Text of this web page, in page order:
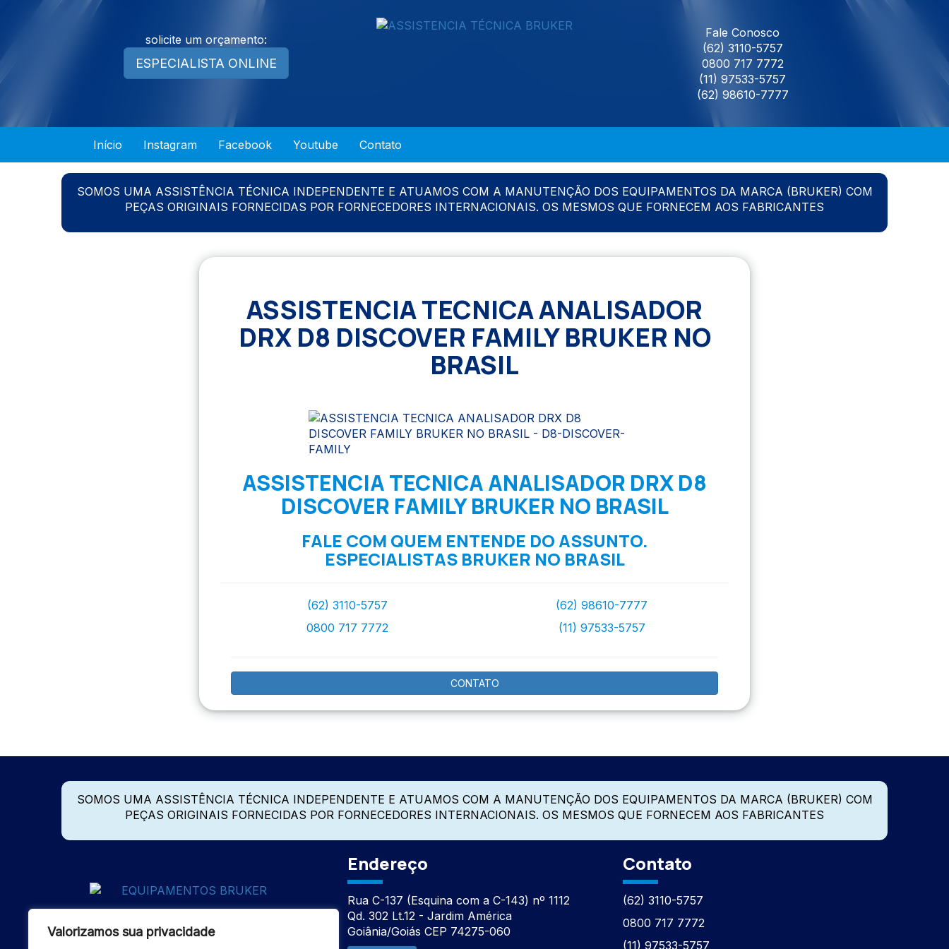
Valorizamos sua privacidade
solicite um orçamento:
ESPECIALISTA ONLINE
Fale Conosco
(62) 3110-5757
0800 717 7772
(11) 97533-5757
(62) 98610-7777
Início Instagram Facebook Youtube Contato
SOMOS UMA ASSISTÊNCIA TÉCNICA INDEPENDENTE E ATUAMOS COM A MANUTENÇÃO DOS EQUIPAMENTOS DA MARCA (BRUKER) COM
PEÇAS ORIGINAIS FORNECIDAS POR FORNECEDORES INTERNACIONAIS. OS MESMOS QUE FORNECEM AOS FABRICANTES
ASSISTENCIA TECNICA ANALISADOR
DRX D8 DISCOVER FAMILY BRUKER NO
BRASIL
ASSISTENCIA TECNICA ANALISADOR DRX D8
DISCOVER FAMILY BRUKER NO BRASIL
FALE COM QUEM ENTENDE DO ASSUNTO.
ESPECIALISTAS BRUKER NO BRASIL
(62) 3110-5757
0800 717 7772
(62) 98610-7777
(11) 97533-5757
CONTATO
SOMOS UMA ASSISTÊNCIA TÉCNICA INDEPENDENTE E ATUAMOS COM A MANUTENÇÃO DOS EQUIPAMENTOS DA MARCA (BRUKER) COM
PEÇAS ORIGINAIS FORNECIDAS POR FORNECEDORES INTERNACIONAIS. OS MESMOS QUE FORNECEM AOS FABRICANTES
Endereço
Rua C-137 (Esquina com a C-143) nº 1112
Qd. 302 Lt.12 - Jardim América
Goiânia/Goiás CEP 74275-060
Contato
(62) 3110-5757
0800 717 7772
(11) 97533-5757